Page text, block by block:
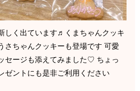
しく出ています♬くまちゃんクッキ
さちゃんクッキーも登場です 可愛
セージも添えてみました♡ ちょっ
ゼントにも是非ご利用ください